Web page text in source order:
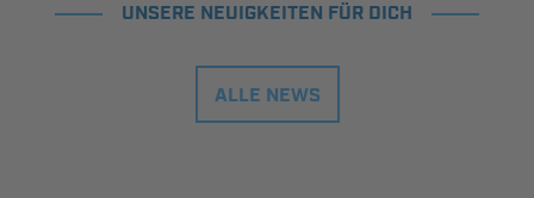
UNSERE NEUIGKEITEN FÜR DICH
ALLE NEWS